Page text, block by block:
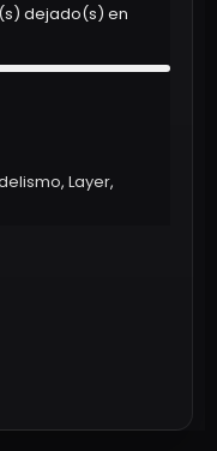
dejado(s) en
, Layer,